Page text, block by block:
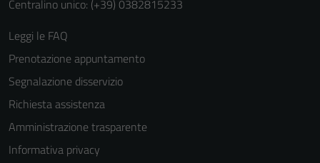
Centralino unico: (+39) 0382815233
Leggi le FAQ
Prenotazione appuntamento
Segnalazione disservizio
Richiesta assistenza
Amministrazione trasparente
Informativa privacy